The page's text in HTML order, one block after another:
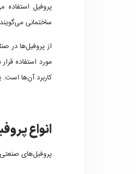
پروفیل
ساختمانی
از پروفیل‌ها در
مورد استفاده
کاربرد آن‌ها
انواع
پروفیل‌های